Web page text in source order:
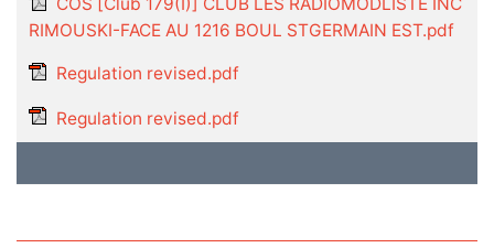
RIMOUSKI-FACE AU 1216 BOUL STGERMAIN EST.pdf
Regulation revised.pdf
Regulation revised.pdf